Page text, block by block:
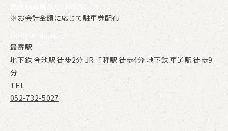
提携駐車場あり(388台)
※お会計金額に応じて駐車券配布
Google Maps
最寄駅
地下鉄今池駅 徒歩2分 JR 千種駅 徒歩4分 地下鉄車道駅 徒歩9
分
TEL
052-732-5027